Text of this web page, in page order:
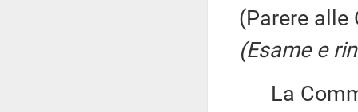
(Parere
(Esame e
La